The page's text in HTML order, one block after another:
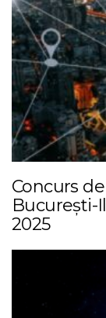
Concurs
București-
2025